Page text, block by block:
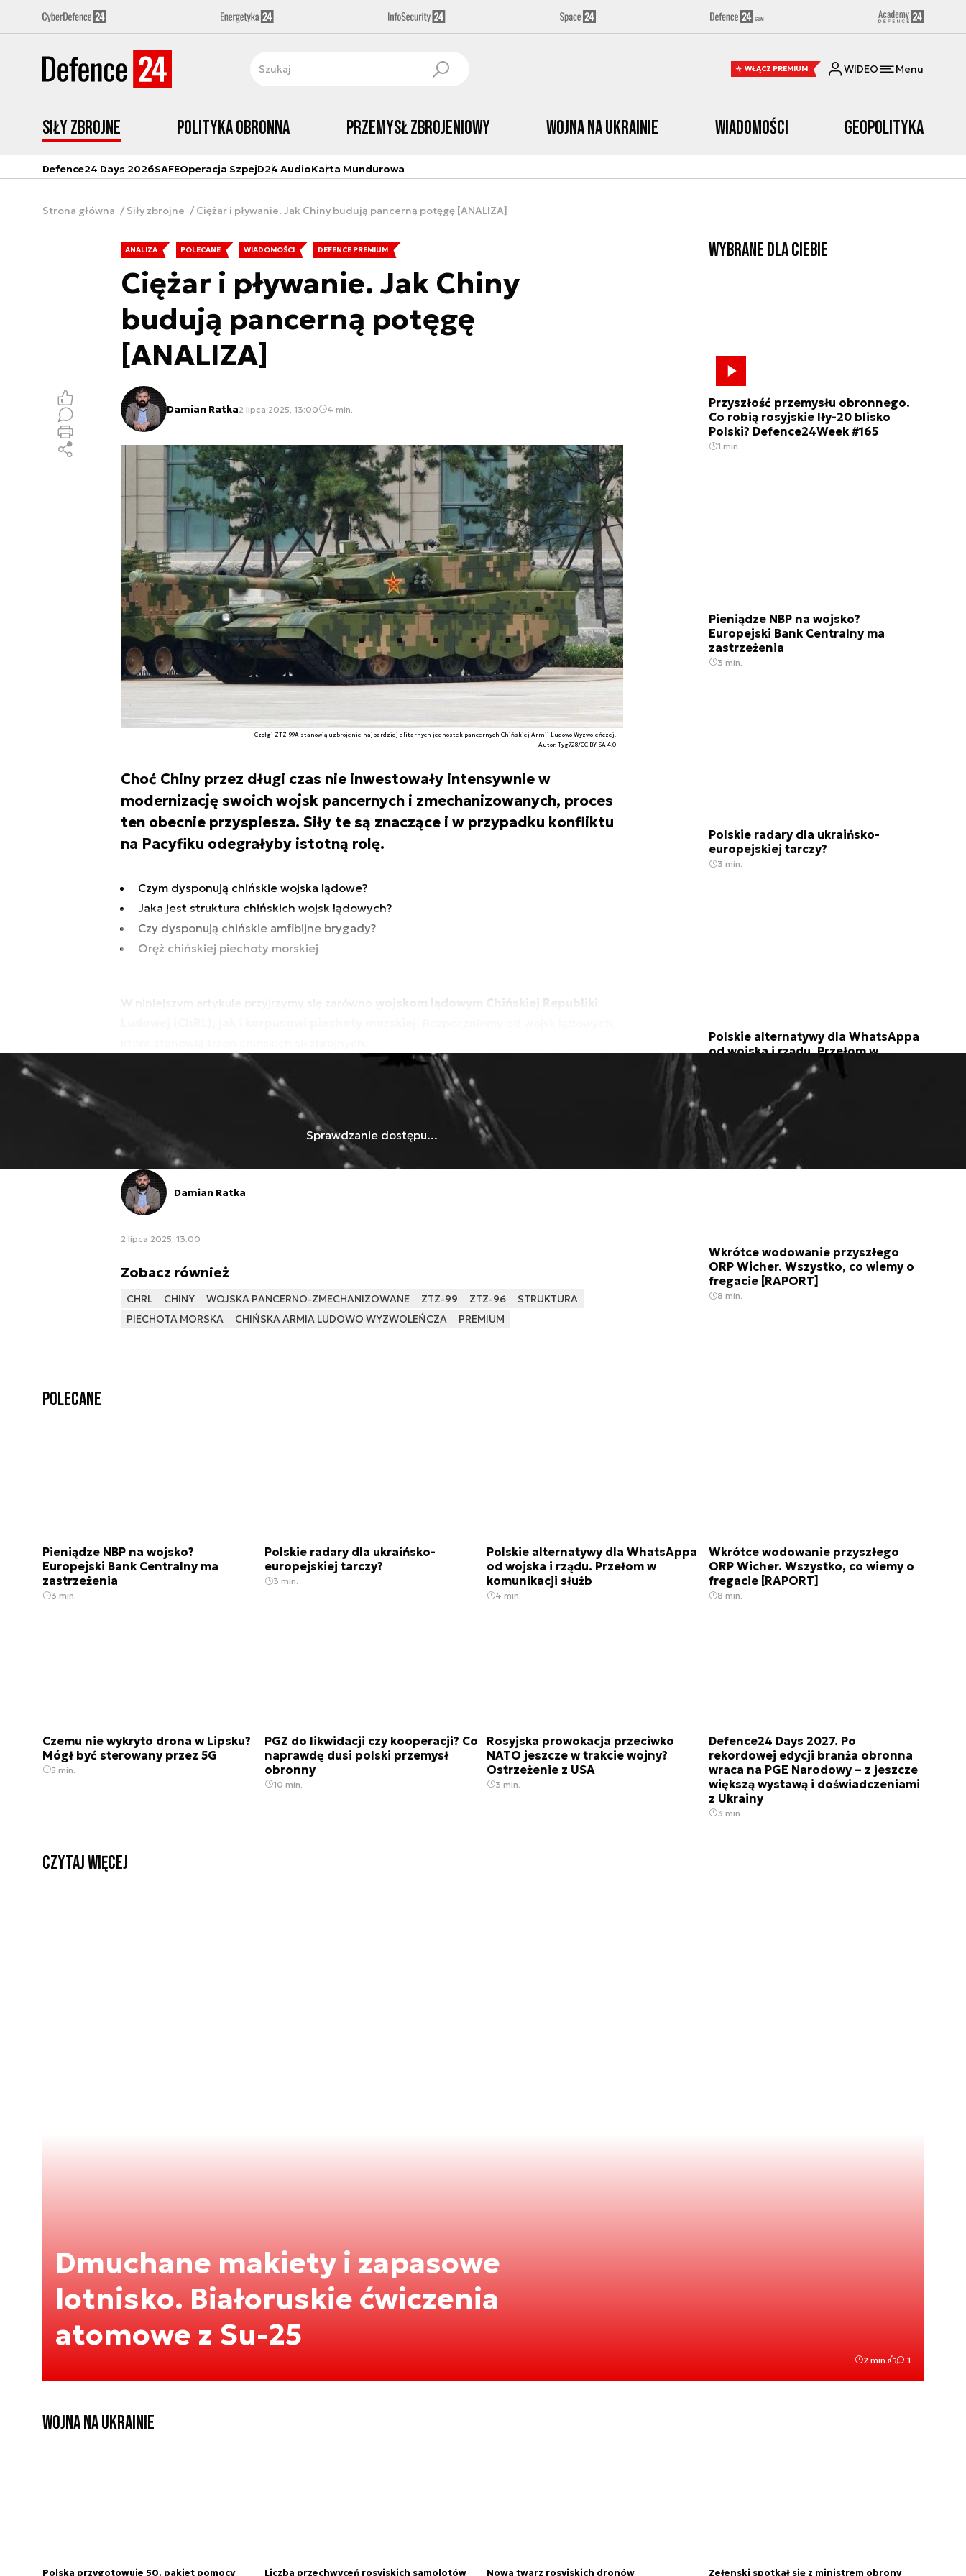
WŁĄCZ PREMIUM WIDEO Menu
Siły zbrojne Polityka obronna Przemysł Zbrojeniowy Wojna na Ukrainie Wiadomości Geopolityka
Defence24 Days 2026SAFEOperacja SzpejD24 AudioKarta Mundurowa
Strona główna Siły zbrojne Ciężar i pływanie. Jak Chiny budują pancerną potęgę [ANALIZA]
ANALIZA POLECANE WIADOMOŚCI DEFENCE PREMIUM
Ciężar i pływanie. Jak Chiny
budują pancerną potęgę
[ANALIZA]
Damian Ratka2 lipca 2025, 13:00 4 min.
Czołgi ZTZ-99A stanowią uzbrojenie najbardziej elitarnych jednostek pancernych Chińskiej Armii Ludowo Wyzwoleńczej.
Autor. Tyg728/CC BY-SA 4.0
Choć Chiny przez długi czas nie inwestowały intensywnie w
modernizację swoich wojsk pancernych i zmechanizowanych, proces
ten obecnie przyspiesza. Siły te są znaczące i w przypadku konfliktu
na Pacyfiku odegrałyby istotną rolę.
Czym dysponują chińskie wojska lądowe?
Jaka jest struktura chińskich wojsk lądowych?
Czy dysponują chińskie amfibijne brygady?
Oręż chińskiej piechoty morskiej
W niniejszym artykule przyjrzymy się zarówno
wojskom lądowym Chińskiej Republiki
Sprawdzanie dostępu...
Damian Ratka
2 lipca 2025, 13:00
Zobacz również
CHRL CHINY WOJSKA PANCERNO-ZMECHANIZOWANE ZTZ-99 ZTZ-96
STRUKTURA
PIECHOTA MORSKA
CHIŃSKA ARMIA LUDOWO WYZWOLEŃCZA PREMIUM
Wybrane dla Ciebie
Przyszłość przemysłu obronnego.
Co robią rosyjskie Iły-20 blisko
Polski? Defence24Week #165
1 min.
Pieniądze NBP na wojsko?
Europejski Bank Centralny ma
zastrzeżenia
3 min.
Polskie radary dla ukraińsko-
europejskiej tarczy?
3 min.
Polskie alternatywy dla WhatsAppa
od wojska i rządu. Przełom w
komunikacji służb
Wkrótce wodowanie przyszłego
ORP Wicher. Wszystko, co wiemy o
fregacie [RAPORT]
8 min.
Polecane
Pieniądze NBP na wojsko?
Europejski Bank Centralny ma
zastrzeżenia
3 min.
Polskie radary dla ukraińsko-
europejskiej tarczy?
3 min.
Polskie alternatywy dla WhatsAppa
od wojska i rządu. Przełom w
komunikacji służb
4 min.
Wkrótce wodowanie przyszłego
ORP Wicher. Wszystko, co wiemy o
fregacie [RAPORT]
8 min.
Czemu nie wykryto drona w Lipsku?
Mógł być sterowany przez 5G
5 min.
PGZ do likwidacji czy kooperacji? Co
naprawdę dusi polski przemysł
obronny
10 min.
Rosyjska prowokacja przeciwko
NATO jeszcze w trakcie wojny?
Ostrzeżenie z USA
3 min.
Defence24 Days 2027. Po
rekordowej edycji branża obronna
wraca na PGE Narodowy – z jeszcze
większą wystawą i doświadczeniami
z Ukrainy
3 min.
czytaj więcej
Dmuchane makiety i zapasowe
lotnisko. Białoruskie ćwiczenia
atomowe z Su-25
2 min. 1
Wojna na Ukrainie
Polska przygotowuje 50. pakiet pomocy Liczba przechwyceń rosyjskich samolotów Nowa twarz rosyjskich dronów Zełenski spotkał się z ministrem obrony